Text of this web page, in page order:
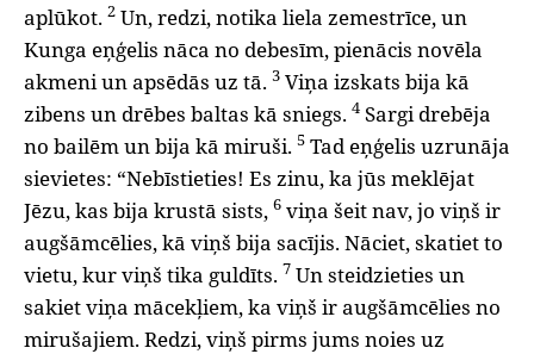
aplūkot. 2 Un, redzi, notika liela zemestrīce, un
Kunga eņģelis nāca no debesīm, pienācis novēla
akmeni un apsēdās uz tā. 3 Viņa izskats bija kā
zibens un drēbes baltas kā sniegs. 4 Sargi drebēja
no bailēm un bija kā miruši. 5 Tad eņģelis uzrunāja
sievietes: “Nebīstieties! Es zinu, ka jūs meklējat
Jēzu, kas bija krustā sists, 6 viņa šeit nav, jo viņš ir
augšāmcēlies, kā viņš bija sacījis. Nāciet, skatiet to
vietu, kur viņš tika guldīts. 7 Un steidzieties un
sakiet viņa mācekļiem, ka viņš ir augšāmcēlies no
mirušajiem. Redzi, viņš pirms jums noies uz